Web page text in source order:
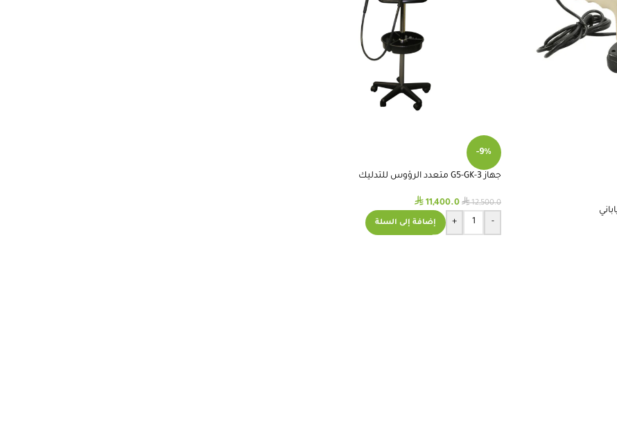
-9%
جهاز G5-GK-3 متعدد الرؤوس للتدليك
⃁12,500.0
⃁ 11,400.0
-
+ إضافة إلى السلة